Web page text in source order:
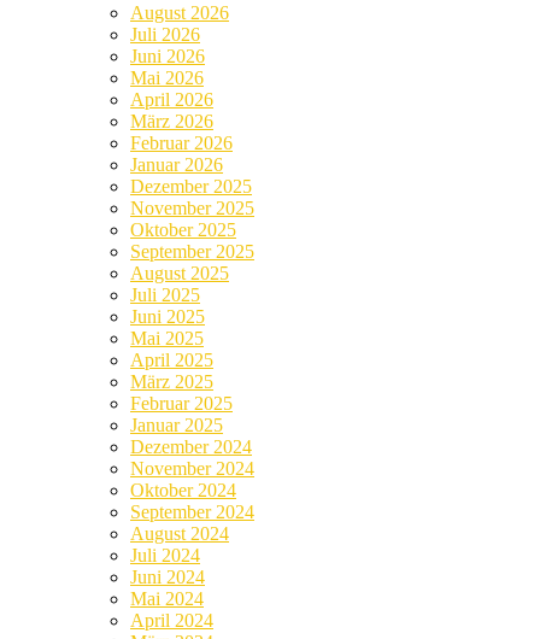
August 2026
Juli 2026
Juni 2026
Mai 2026
April 2026
März 2026
Februar 2026
Januar 2026
Dezember 2025
November 2025
Oktober 2025
September 2025
August 2025
Juli 2025
Juni 2025
Mai 2025
April 2025
März 2025
Februar 2025
Januar 2025
Dezember 2024
November 2024
Oktober 2024
September 2024
August 2024
Juli 2024
Juni 2024
Mai 2024
April 2024